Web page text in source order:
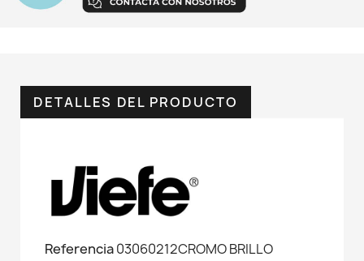
DETALLES DEL PRODUCTO
Referencia03060212CROMO BRILLO